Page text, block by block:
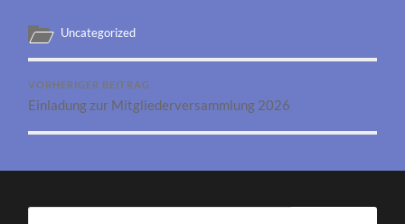
Uncategorized
VORHERIGER BEITRAG
Einladung zur Mitgliederversammlung 2026